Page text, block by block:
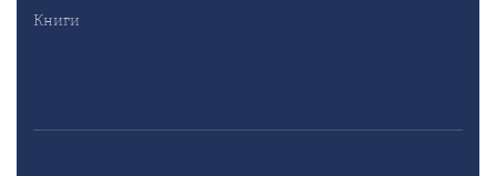
Книги